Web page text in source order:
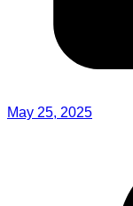
May 25, 2025